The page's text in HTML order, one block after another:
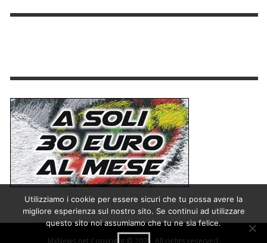
MxNews.net Copyright © 2025. All rights reserved.
Utilizziamo i cookie per essere sicuri che tu possa avere la
migliore esperienza sul nostro sito. Se continui ad utilizzare
questo sito noi assumiamo che tu ne sia felice.